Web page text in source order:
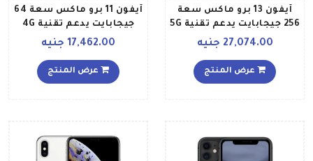
آيفون 13 برو ماكس سعة
256 جيجابايت يدعم تقنية 5G
مع فيس تايم لون رصاصي
العربية السعودية
27,074.00 جنيه
عرض المنتج
آيفون 11 برو ماكس سعة 64
جيجابايت يدعم تقنية 4G
LTE و فايس تايم، ذهبي
17,462.00 جنيه
عرض المنتج